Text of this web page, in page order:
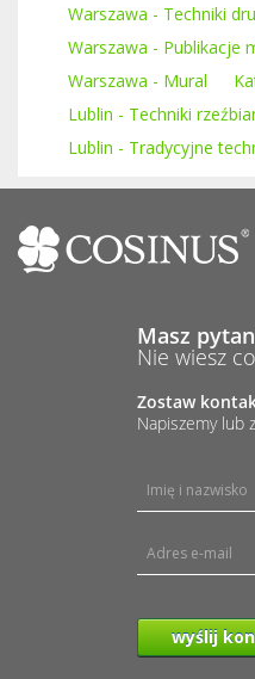
Warszawa - Techniki
Warszawa - Publikacje
Warszawa - Mural
Lublin - Techniki
Lublin - Tradycyjne
Masz
Nie wiesz
Zostaw
Napiszemy lub
wyślij